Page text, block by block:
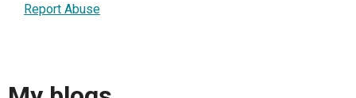
Report Abuse